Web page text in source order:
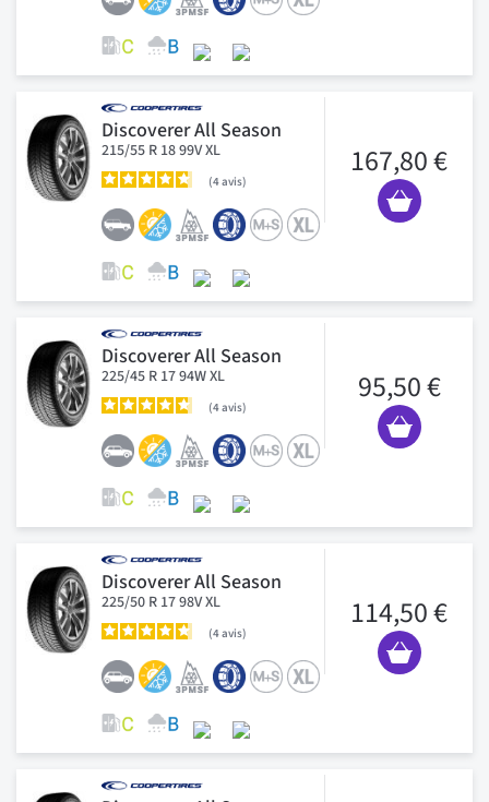
Discoverer All Season
215/55 R 18 99V XL
4avis
167,80 €
Discoverer All Season
225/45 R 17 94W XL
4avis
95,50 €
Discoverer All Season
225/50 R 17 98V XL
4avis
114,50 €